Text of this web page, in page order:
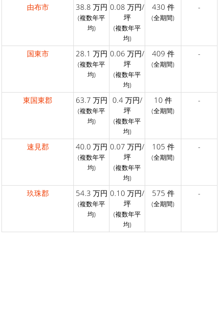
由布市 38.8 万円
(複数年平
均)
0.08 万円/
坪
(複数年平
均)
430 件
(全期間)
-
国東市 28.1 万円
(複数年平
均)
0.06 万円/
坪
(複数年平
均)
409 件
(全期間)
-
東国東郡 63.7 万円
(複数年平
均)
0.4 万円/
坪
(複数年平
均)
10 件
(全期間)
-
速見郡 40.0 万円
(複数年平
均)
0.07 万円/
坪
(複数年平
均)
105 件
(全期間)
-
玖珠郡 54.3 万円
(複数年平
均)
0.10 万円/
坪
(複数年平
均)
575 件
(全期間)
-